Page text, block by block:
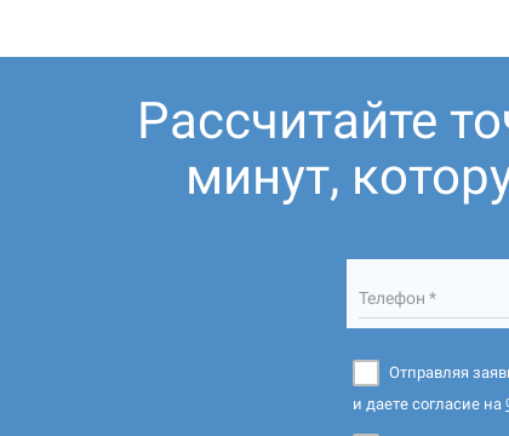
Рассчитайте
минут,
Телефон *
Отправляя
и даете согласие на